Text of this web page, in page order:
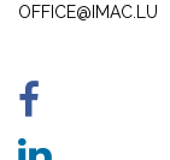
OFFICE@IMAC.LU